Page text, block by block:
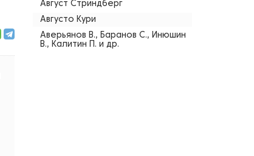
Август Стриндберг
Августо Кури
Аверьянов В., Баранов С., Инюшин
В., Калитин П. и др.